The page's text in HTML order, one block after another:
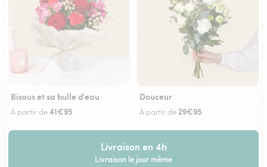
Bisous et sa bulle d'eau
À partir de41€95
Douceur
À partir de29€95
Livraison en 4h
Livraison le jour même